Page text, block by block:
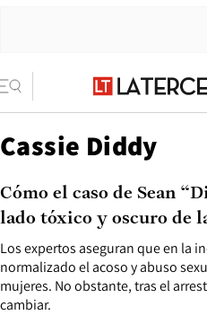
Cassie Diddy
Los expertos aseguran que en la
normalizado el acoso y abuso
mujeres. No obstante, tras el
cambiar.
Cómo el caso de Sean
lado tóxico y oscuro de